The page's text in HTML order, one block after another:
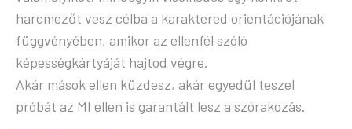
harcmezőt vesz célba a karaktered orientációjának
függvényében, amikor az ellenfél szóló
képességkártyáját hajtod végre.
Akár mások ellen küzdesz, akár egyedül teszel
próbát az MI ellen is garantált lesz a szórakozás.